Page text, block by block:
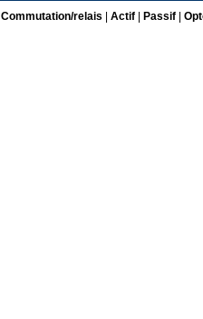
Commutation/relais Actif| Passif|